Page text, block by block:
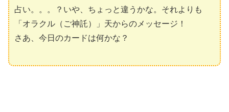
占い。。。？いや、ちょっと違うかな。それよりも
「オラクル（ご神託）」天からのメッセージ！
さあ、今日のカードは何かな？